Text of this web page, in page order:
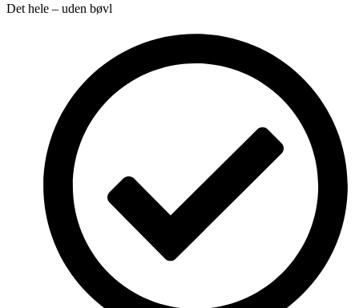
Det hele – uden bøvl